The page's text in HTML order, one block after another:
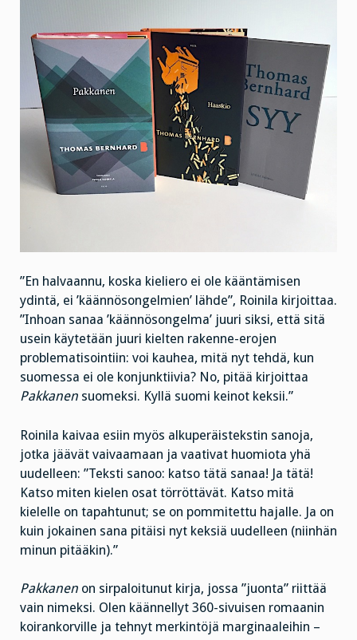
”En halvaannu, koska kieliero ei ole kääntämisen
ydintä, ei ’käännösongelmien’ lähde”, Roinila kirjoittaa.
”Inhoan sanaa ’käännösongelma’ juuri siksi, että sitä
usein käytetään juuri kielten rakenne-erojen
problematisointiin: voi kauhea, mitä nyt tehdä, kun
suomessa ei ole konjunktiivia? No, pitää kirjoittaa
Pakkanen suomeksi. Kyllä suomi keinot keksii.”
Roinila kaivaa esiin myös alkuperäistekstin sanoja,
jotka jäävät vaivaamaan ja vaativat huomiota yhä
uudelleen: ”Teksti sanoo: katso tätä sanaa! Ja tätä!
Katso miten kielen osat törröttävät. Katso mitä
kielelle on tapahtunut; se on pommitettu hajalle. Ja on
kuin jokainen sana pitäisi nyt keksiä uudelleen (niinhän
minun pitääkin).”
Pakkanen on sirpaloitunut kirja, jossa ”juonta” riittää
vain nimeksi. Olen käännellyt 360-sivuisen romaanin
koirankorville ja tehnyt merkintöjä marginaaleihin –